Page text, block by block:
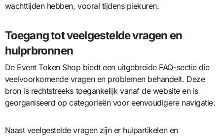
wachttijden hebben, vooral tijdens piekuren.
Toegang tot veelgestelde vragen en
hulprbronnen
De Event Token Shop biedt een uitgebreide FAQ-sectie die
veelvoorkomende vragen en problemen behandelt. Deze
bron is rechtstreeks toegankelijk vanaf de website en is
georganiseerd op categorieën voor eenvoudigere navigatie.
Naast veelgestelde vragen zijn er hulpartikelen en